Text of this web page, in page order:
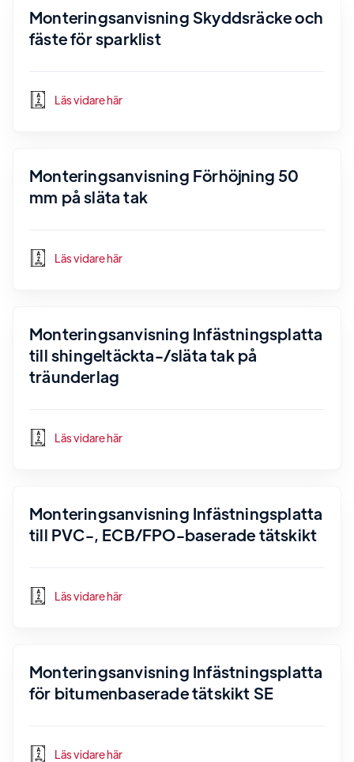
Monteringsanvisning Skyddsräcke och
fäste för sparklist
Läs vidare här
Monteringsanvisning Förhöjning 50
mm på släta tak
Läs vidare här
Monteringsanvisning Infästningsplatta
till shingeltäckta-/släta tak på
träunderlag
Läs vidare här
Monteringsanvisning Infästningsplatta
till PVC-, ECB/FPO-baserade tätskikt
Läs vidare här
Monteringsanvisning Infästningsplatta
för bitumenbaserade tätskikt SE
Läs vidare här